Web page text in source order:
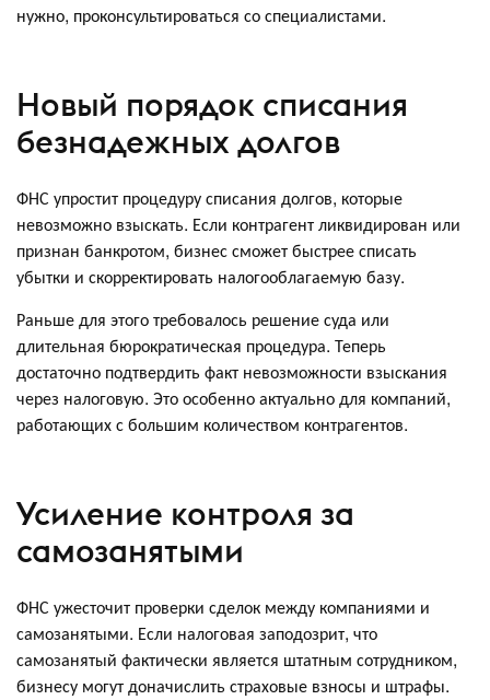
нужно, проконсультироваться со специалистами.
Новый порядок списания
безнадежных долгов
ФНС упростит процедуру списания долгов, которые
невозможно взыскать. Если контрагент ликвидирован или
признан банкротом, бизнес сможет быстрее списать
убытки и скорректировать налогооблагаемую базу.
Раньше для этого требовалось решение суда или
длительная бюрократическая процедура. Теперь
достаточно подтвердить факт невозможности взыскания
через налоговую. Это особенно актуально для компаний,
работающих с большим количеством контрагентов.
Усиление контроля за
самозанятыми
ФНС ужесточит проверки сделок между компаниями и
самозанятыми. Если налоговая заподозрит, что
самозанятый фактически является штатным сотрудником,
бизнесу могут доначислить страховые взносы и штрафы.